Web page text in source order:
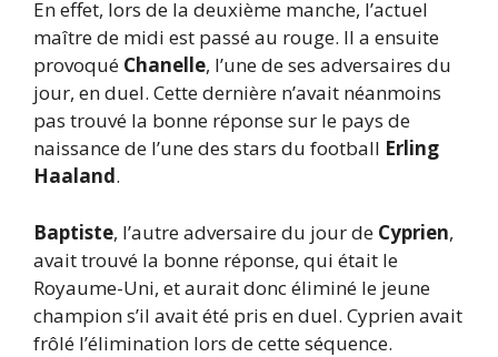
En effet, lors de la deuxième manche, l’actuel
maître de midi est passé au rouge. Il a ensuite
provoqué Chanelle, l’une de ses adversaires du
jour, en duel. Cette dernière n’avait néanmoins
pas trouvé la bonne réponse sur le pays de
naissance de l’une des stars du football Erling
Haaland.
Baptiste, l’autre adversaire du jour de Cyprien,
avait trouvé la bonne réponse, qui était le
Royaume-Uni, et aurait donc éliminé le jeune
champion s’il avait été pris en duel. Cyprien avait
frôlé l’élimination lors de cette séquence.